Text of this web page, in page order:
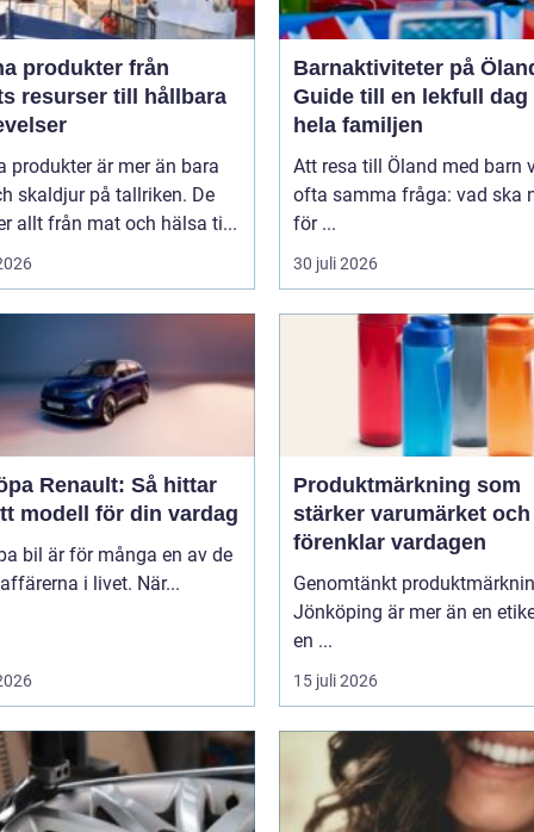
produkter från
resurser till hållbara
produkter är mer än bara
skaldjur på tallriken. De
allt från mat och hälsa ti...
Barnaktiviteter på
Guide till en lekfull dag
hela familjen
Att resa till Öland med barn
ofta samma fråga: vad ska
för ...
30 juli 2026
Renault: Så hittar
modell för din vardag
bil är för många en av de
i livet. När...
Produktmärkning som
stärker varumärket och
förenklar vardagen
Genomtänkt
Jönköping är mer än en
en ...
15 juli 2026